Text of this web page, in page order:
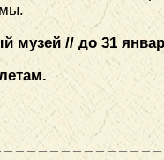
музей // до 31